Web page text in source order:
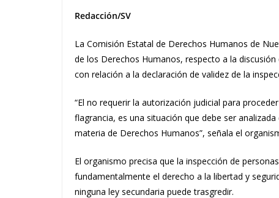
Redacción/SV
La Comisión Estatal de Derechos Humanos de
de los Derechos Humanos, respecto a la
con relación a la declaración de validez de la
“El no requerir la autorización judicial para
flagrancia, es una situación que debe ser
materia de Derechos Humanos”, señala el
El organismo precisa que la inspección de
fundamentalmente el derecho a la libertad y
ninguna ley secundaria puede trasgredir.